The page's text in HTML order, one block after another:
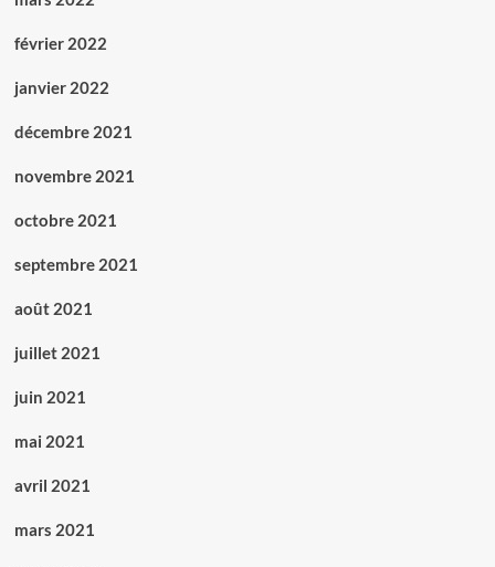
février 2022
janvier 2022
décembre 2021
novembre 2021
octobre 2021
septembre 2021
août 2021
juillet 2021
juin 2021
mai 2021
avril 2021
mars 2021